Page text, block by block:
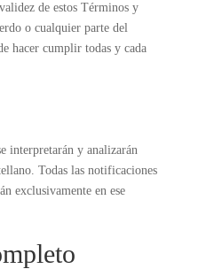
de estos Términos y
o cualquier parte del
hacer cumplir todas y cada
interpretarán y analizarán
Todas las notificaciones
exclusivamente en ese